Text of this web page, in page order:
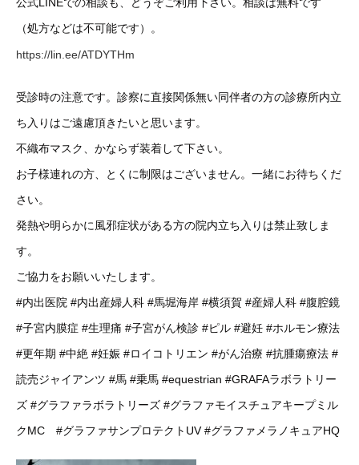
公式LINEでの相談も、どうぞご利用下さい。相談は無料です
（処方などは不可能です）。
https://lin.ee/ATDYTHm
受診時の注意です。診察に直接関係無い同伴者の方の診療所内立
ち入りはご遠慮頂きたいと思います。
不織布マスク、かならず装着して下さい。
お子様連れの方、とくに制限はございません。一緒にお待ちくだ
さい。
発熱や明らかに風邪症状がある方の院内立ち入りは禁止致しま
す。
ご協力をお願いいたします。
#内出医院 #内出産婦人科 #馬堀海岸 #横須賀 #産婦人科 #腹腔鏡
#子宮内膜症 #生理痛 #子宮がん検診 #ピル #避妊 #ホルモン療法
#更年期 #中絶 #妊娠 #ロイコトリエン #がん治療 #抗腫瘍療法 #
読売ジャイアンツ #馬 #乗馬 #equestrian #GRAFAラボラトリー
ズ #グラファラボラトリーズ #グラファモイスチュアキープミル
クMC
#グラファサンプロテクトUV #グラファメラノキュアHQ